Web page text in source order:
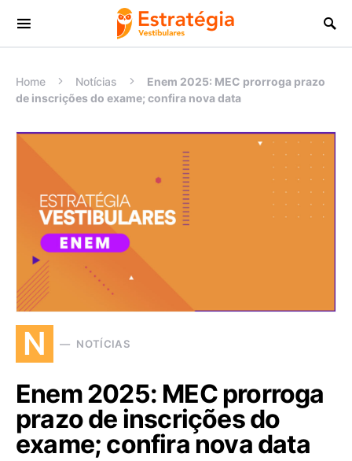
Procurar:
Home Notícias
Enem 2025: MEC prorroga prazo
de inscrições do exame; confira nova data
N NOTÍCIAS
Enem 2025: MEC prorroga
prazo de inscrições do
exame; confira nova data